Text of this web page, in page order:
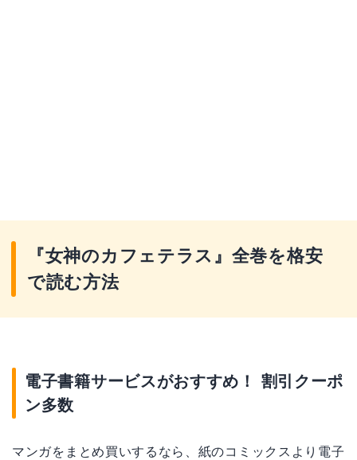
『女神のカフェテラス』全巻を格安
で読む方法
電子書籍サービスがおすすめ！ 割引クーポ
ン多数
マンガをまとめ買いするなら、紙のコミックスより電子